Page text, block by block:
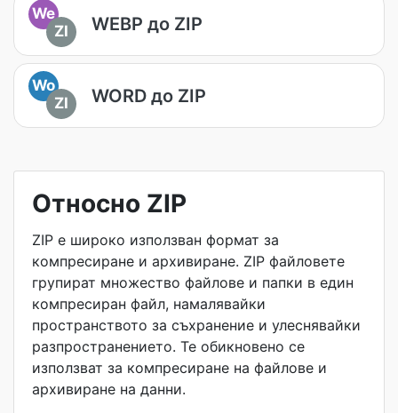
We
ZI
WEBP до ZIP
Wo
ZI
WORD до ZIP
Относно ZIP
ZIP е широко използван формат за
компресиране и архивиране. ZIP файловете
групират множество файлове и папки в един
компресиран файл, намалявайки
пространството за съхранение и улеснявайки
разпространението. Те обикновено се
използват за компресиране на файлове и
архивиране на данни.